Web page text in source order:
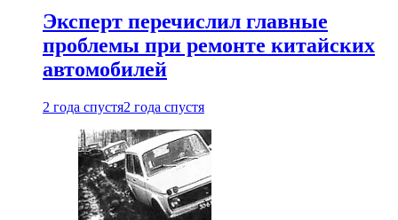
Эксперт перечислил главные
проблемы при ремонте китайских
автомобилей
2 года спустя2 года спустя